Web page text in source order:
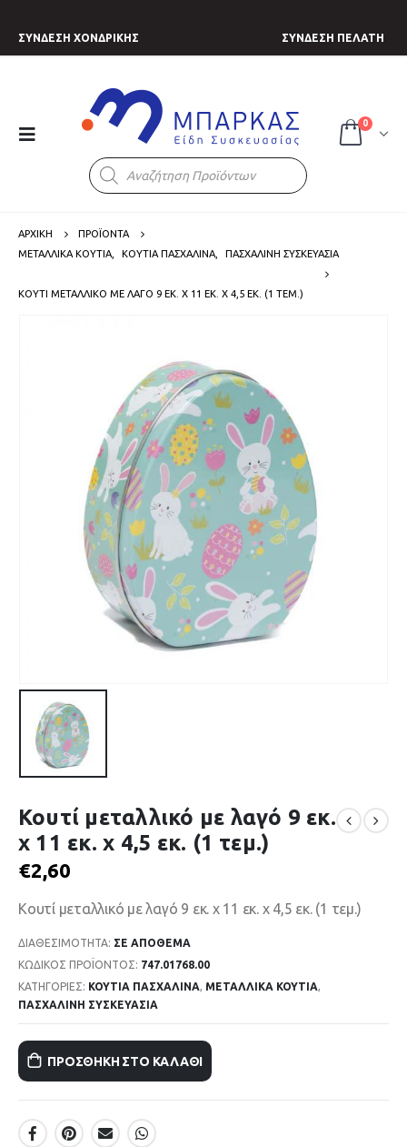
ΣΥΝΔΕΣΗ ΧΟΝΔΡΙΚΗΣ ΣΥΝΔΕΣΗ ΠΕΛΑΤΗ
Products
search
0
ΑΡΧΙΚΗ
ΠΡΟΪΟΝΤΑ
ΜΕΤΑΛΛΙΚΑ ΚΟΥΤΙΑ
ΚΟΥΤΙΑ ΠΑΣΧΑΛΙΝΑ ΠΑΣΧΑΛΙΝΗ ΣΥΣΚΕΥΑΣΙΑ
ΚΟΥΤΊ ΜΕΤΑΛΛΙΚΌ ΜΕ ΛΑΓΌ 9 ΕΚ. Χ 11 ΕΚ. Χ 4,5 ΕΚ. (1 ΤΕΜ.)
Κουτί μεταλλικό με λαγό 9 εκ.
χ 11 εκ. χ 4,5 εκ. (1 τεμ.)
€2,60
Κουτί μεταλλικό με λαγό 9 εκ. χ 11 εκ. χ 4,5 εκ. (1 τεμ.)
ΔΙΑΘΕΣΙΜΌΤΗΤΑ: ΣΕ ΑΠΌΘΕΜΑ
ΚΩΔΙΚΌΣ ΠΡΟΪΌΝΤΟΣ: 747.01768.00
ΚΑΤΗΓΟΡΊΕΣ: ΚΟΥΤΙΑ ΠΑΣΧΑΛΙΝΑ, ΜΕΤΑΛΛΙΚΑ ΚΟΥΤΙΑ,
ΠΑΣΧΑΛΙΝΗ ΣΥΣΚΕΥΑΣΙΑ
ΠΡΟΣΘΉΚΗ ΣΤΟ ΚΑΛΆΘΙ